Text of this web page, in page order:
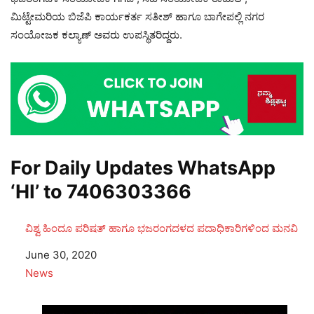
ಮಿಟ್ಟೇಮರಿಯ ಬಿಜೆಪಿ ಕಾರ್ಯಕರ್ತ ಸತೀಶ್ ಹಾಗೂ ಬಾಗೇಪಲ್ಲಿ ನಗರ
ಸಂಯೋಜಕ ಕಲ್ಯಾಣ್ ಅವರು ಉಪಸ್ಥಿತರಿದ್ದರು.
For Daily Updates WhatsApp
‘HI’ to 7406303366
ವಿಶ್ವ ಹಿಂದೂ ಪರಿಷತ್ ಹಾಗೂ ಭಜರಂಗದಳದ ಪದಾಧಿಕಾರಿಗಳಿಂದ ಮನವಿ
Date
June 30, 2020
In relation to
News